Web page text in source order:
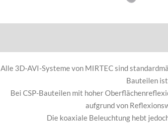
Alle 3D-AVI-Systeme von MIRTEC sind
Bauteilen
Bei CSP-Bauteilen mit hoher
aufgrund von
Die koaxiale Beleuchtung hebt